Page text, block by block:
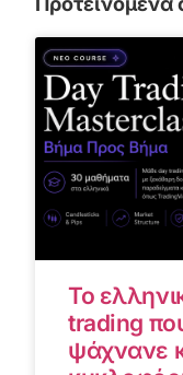
Το
trading
ψάχνανε